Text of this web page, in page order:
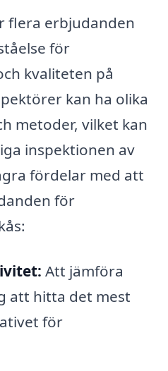
flera erbjudanden
för
kvaliteten på
kan ha olika
metoder, vilket kan
inspektionen av
fördelar med att
för
Att jämföra
att hitta det mest
för